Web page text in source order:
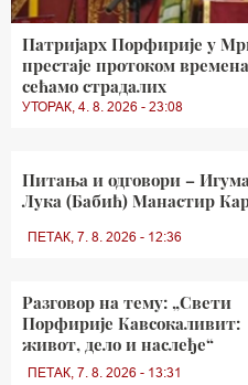
Патријарх Порфирије у
престаје протоком
сећамо страдалих
УТОРАК, 4. 8. 2026 - 23:08
Питања и одговори –
Лука (Бабић) Манастир
ПЕТАК, 7. 8. 2026 - 12:36
Разговор на тему: „Свети
Порфирије Кавсокаливит:
живот, дело и наслеђе“
ПЕТАК, 7. 8. 2026 - 13:31